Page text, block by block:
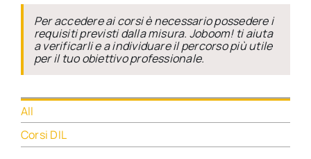
Per accedere ai corsi è necessario possedere i
requisiti previsti dalla misura. Joboom! ti aiuta
a verificarli e a individuare il percorso più utile
per il tuo obiettivo professionale.
All
Corsi DIL